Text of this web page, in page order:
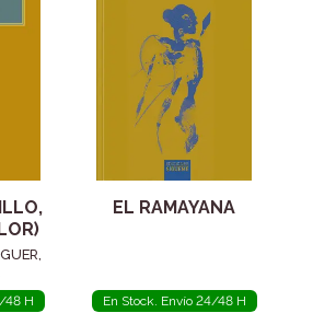
48 H
EL RAMAYANA
En Stock. Envío 24/48 H